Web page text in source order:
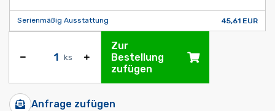
Serienmäßig Ausstattung 45,61 EUR
ks
Zur
Bestellung
zufügen
Anfrage zufügen